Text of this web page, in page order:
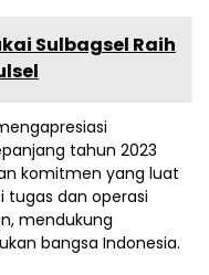
Sulbagsel Raih
tahun 2023
komitmen yang luat
tugas dan operasi
mendukung
bangsa Indonesia.